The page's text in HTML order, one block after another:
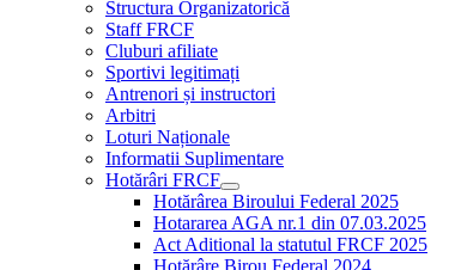
Structura Organizatorică
Staff FRCF
Cluburi afiliate
Sportivi legitimați
Antrenori și instructori
Arbitri
Loturi Naționale
Informatii Suplimentare
Hotărâri FRCF
Hotărârea Biroului Federal 2025
Hotararea AGA nr.1 din 07.03.2025
Act Aditional la statutul FRCF 2025
Hotărâre Birou Federal 2024